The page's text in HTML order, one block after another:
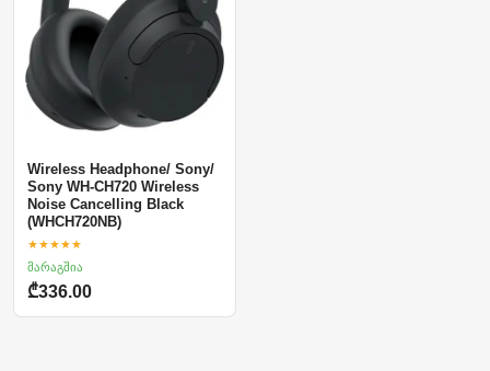
Wireless Headphone/ Sony/
Sony WH-CH720 Wireless
Noise Cancelling Black
(WHCH720NB)
★★★★★
მარაგშია
₾336.00